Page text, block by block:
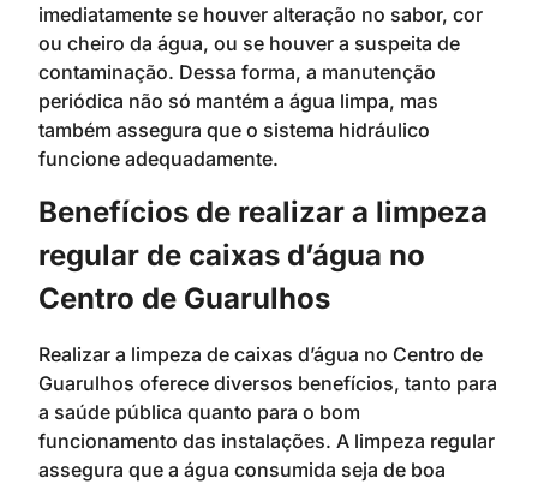
imediatamente se houver alteração no sabor, cor
ou cheiro da água, ou se houver a suspeita de
contaminação. Dessa forma, a manutenção
periódica não só mantém a água limpa, mas
também assegura que o sistema hidráulico
funcione adequadamente.
Benefícios de realizar a limpeza
regular de caixas d’água no
Centro de Guarulhos
Realizar a limpeza de caixas d’água no Centro de
Guarulhos oferece diversos benefícios, tanto para
a saúde pública quanto para o bom
funcionamento das instalações. A limpeza regular
assegura que a água consumida seja de boa